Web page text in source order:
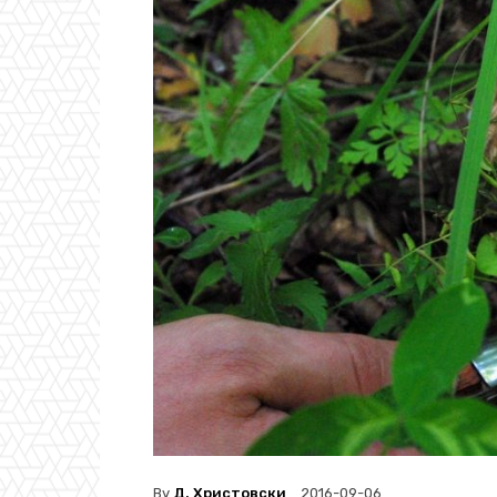
By Д. Христовски